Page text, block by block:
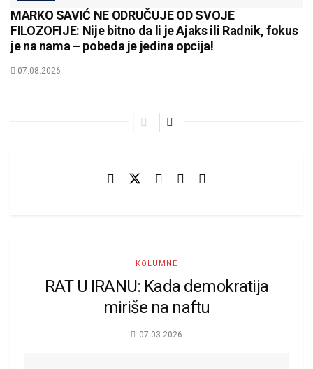
MARKO SAVIĆ NE ODRUČUJE OD SVOJE
FILOZOFIJE: Nije bitno da li je Ajaks ili Radnik, fokus
je na nama – pobeda je jedina opcija!
07.08.2026
KOLUMNE
RAT U IRANU: Kada demokratija
miriše na naftu
07.03.2026